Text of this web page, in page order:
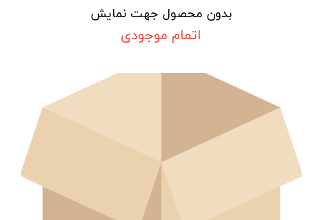
بدون محصول جهت نمایش
اتمام موجودی